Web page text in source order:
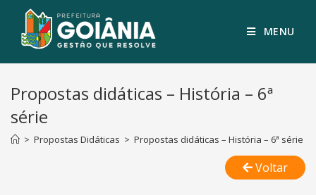
MENU
Propostas didáticas – História – 6ª
série
> Propostas Didáticas > Propostas didáticas – História – 6ª série
Voltar